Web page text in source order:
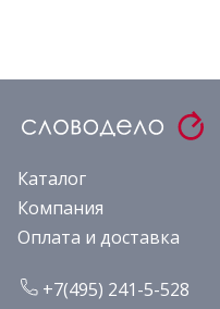
Каталог
Компания
Оплата и доставка
+7(495) 241-5-528